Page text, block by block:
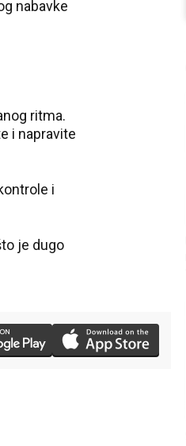
nabavke
ritma.
i napravite
i
je dugo